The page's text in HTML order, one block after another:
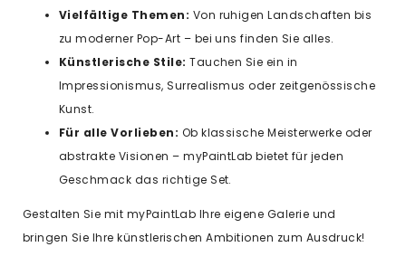
Vielfältige Themen: Von ruhigen Landschaften bis
zu moderner Pop-Art – bei uns finden Sie alles.
Künstlerische Stile: Tauchen Sie ein in
Impressionismus, Surrealismus oder zeitgenössische
Kunst.
Für alle Vorlieben: Ob klassische Meisterwerke oder
abstrakte Visionen – myPaintLab bietet für jeden
Geschmack das richtige Set.
Gestalten Sie mit myPaintLab Ihre eigene Galerie und
bringen Sie Ihre künstlerischen Ambitionen zum Ausdruck!